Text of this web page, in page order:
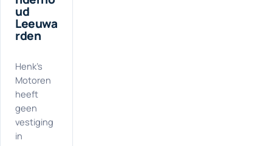
ud
Leeuwa
rden
Henk's
Motoren
heeft
geen
vestiging
in